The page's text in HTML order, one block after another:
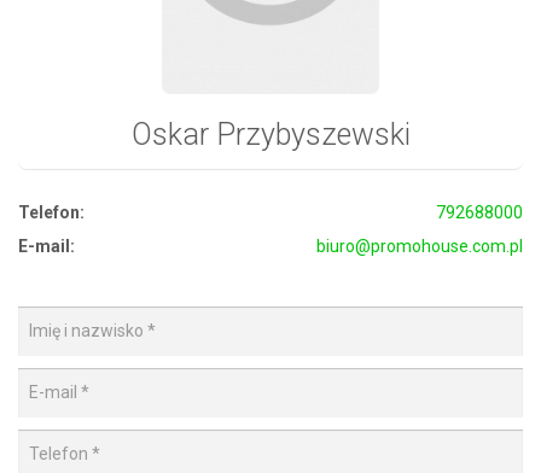
Oskar Przybyszewski
Telefon:
792688000
E-mail:
biuro@promohouse.com.pl